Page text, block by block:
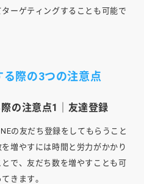
ーゲティングすることも可能で
る際の3つの注意点
の注意点1｜友達登録
の友だち登録をしてもらうこと
増やすには時間と労力がかかり
で、友だち数を増やすことも可
きます。